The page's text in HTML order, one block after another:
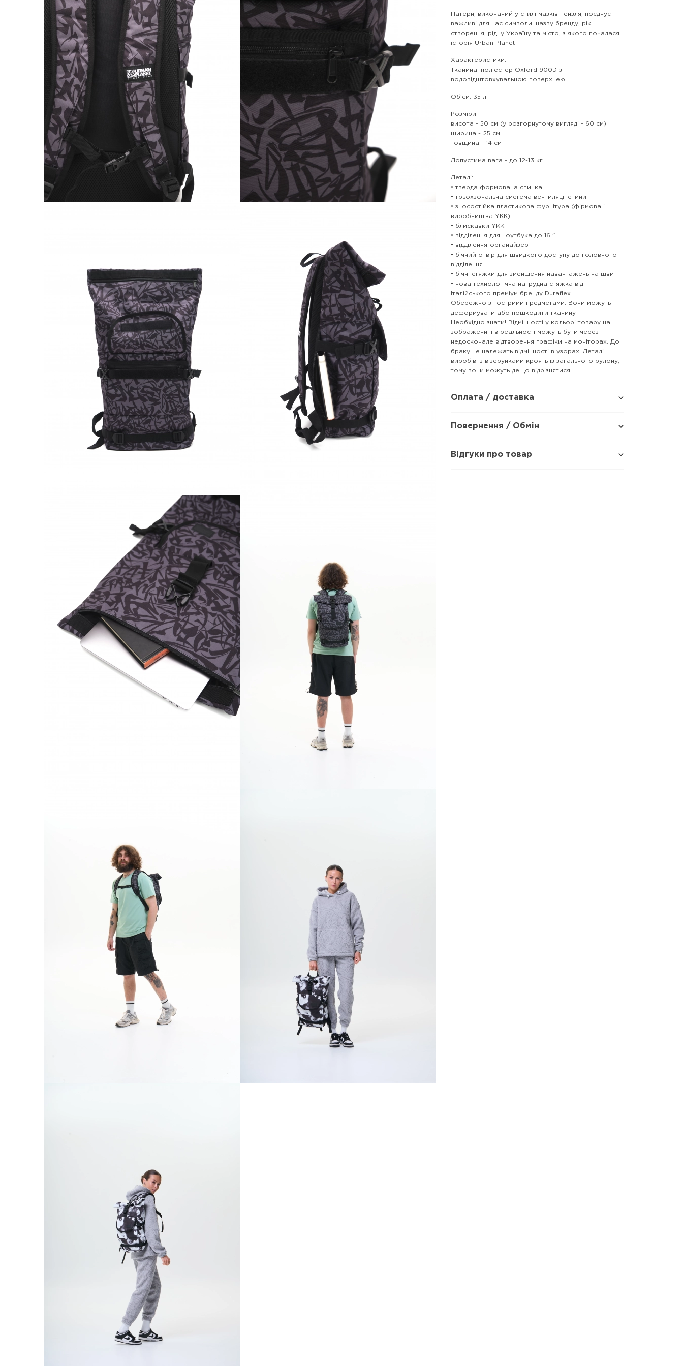
Патерн, виконаний у стилі мазків пензля, поєднує
важливі для нас символи: назву бренду, рік
створення, рідну Україну та місто, з якого почалася
історія Urban Planet
Характеристики:
Тканина: поліестер Oxford 900D з
водовідштовхувальною поверхнею
Об'єм: 35 л
Розміри:
висота - 50 см (у розгорнутому вигляді - 60 см)
ширина - 25 см
товщина - 14 см
Допустима вага - до 12-13 кг
Деталі:
• тверда формована спинка
• трьохзональна система вентиляції спини
• зносостійка пластикова фурнітура (фірмова і
виробництва YKK)
• блискавки YKK
• відділення для ноутбука до 16 "
• відділення-органайзер
• бічний отвір для швидкого доступу до головного
відділення
• бічні стяжки для зменшення навантажень на шви
• нова технологічна нагрудна стяжка від
Італійського преміум бренду Duraflex
Обережно з гострими предметами. Вони можуть
деформувати або пошкодити тканину
Необхідно знати! Відмінності у кольорі товару на
зображенні і в реальності можуть бути через
недосконале відтворення графіки на моніторах. До
браку не належать відмінності в узорах. Деталі
виробів із візерунками кроять із загального рулону,
тому вони можуть дещо відрізнятися.
Оплата / доставка
Повернення / Обмін
Відгуки про товар